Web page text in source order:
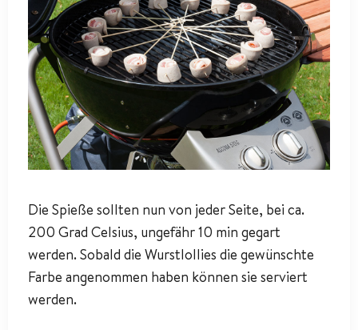
Die Spieße sollten nun von jeder Seite, bei ca.
200 Grad Celsius, ungefähr 10 min gegart
werden. Sobald die Wurstlollies die gewünschte
Farbe angenommen haben können sie serviert
werden.